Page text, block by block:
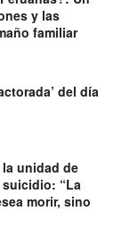
y las
familiar
del día
unidad de
“La
morir, sino